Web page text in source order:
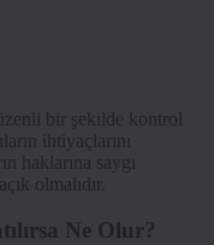
bir şekilde kontrol
ihtiyaçlarını
haklarına saygı
olmalıdır.
Ne Olur?